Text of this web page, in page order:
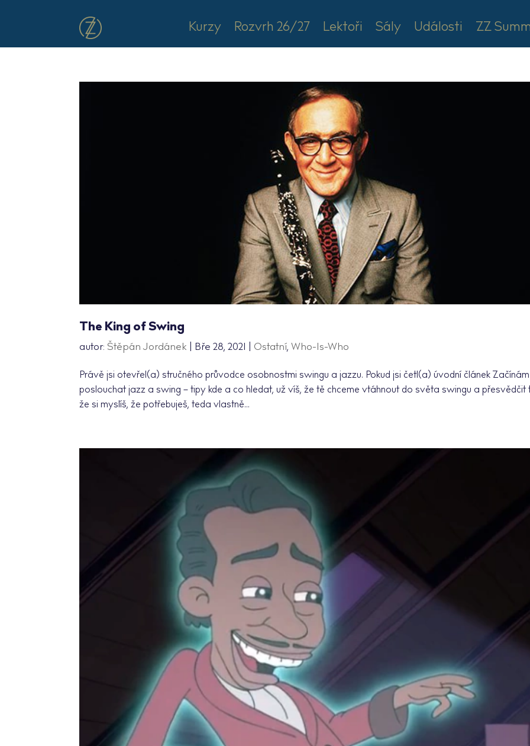
Kurzy Rozvrh 26/27 Lektoři Sály Události ZZ
The King of Swing
autor:Štěpán Jordánek Bře 28, 2021 Ostatní,Who-Is-Who
Právě jsi otevřel(a) stručného průvodce osobnostmi swingu a jazzu. Pokud jsi četl(a) úvodní článek Začínám
poslouchat jazz a swing – tipy kde a co hledat, už víš, že tě chceme vtáhnout do světa swingu a přesvědčit
že si myslíš, že potřebuješ, teda vlastně...